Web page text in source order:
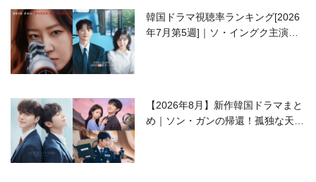
韓国ドラマ視聴率ランキング[2026
年7月第5週]｜ソ・イングク主演の
【2026年8月】新作韓国ドラマまと
め｜ソン・ガンの帰還！孤独な天才